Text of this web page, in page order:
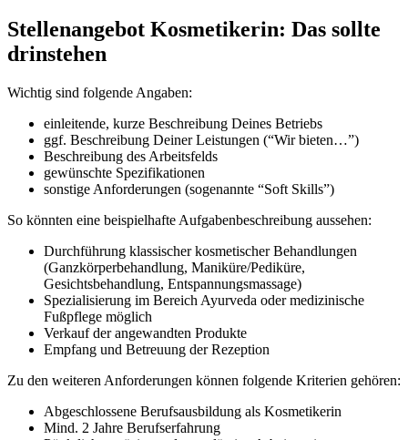
Stellenangebot Kosmetikerin: Das sollte
drinstehen
Wichtig sind folgende Angaben:
einleitende, kurze Beschreibung Deines Betriebs
ggf. Beschreibung Deiner Leistungen (“Wir bieten…”)
Beschreibung des Arbeitsfelds
gewünschte Spezifikationen
sonstige Anforderungen (sogenannte “Soft Skills”)
So könnten eine beispielhafte Aufgabenbeschreibung aussehen:
Durchführung klassischer kosmetischer Behandlungen
(Ganzkörperbehandlung, Maniküre/Pediküre,
Gesichtsbehandlung, Entspannungsmassage)
Spezialisierung im Bereich Ayurveda oder medizinische
Fußpflege möglich
Verkauf der angewandten Produkte
Empfang und Betreuung der Rezeption
Zu den weiteren Anforderungen können folgende Kriterien gehören:
Abgeschlossene Berufsausbildung als Kosmetikerin
Mind. 2 Jahre Berufserfahrung